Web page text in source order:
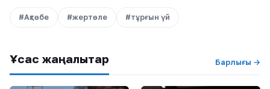
#Ақтөбе #жертөле #тұрғын үй
Ұқсас жаңалықтар Барлығы →